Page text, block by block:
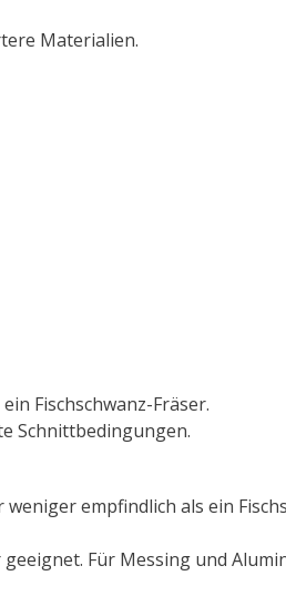
Materialien.
Fischschwanz-Fräser.
Schnittbedingungen.
empfindlich als ein
Für Messing und